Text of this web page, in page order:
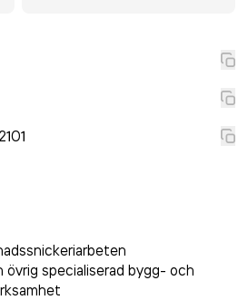
övrig specialiserad bygg- och